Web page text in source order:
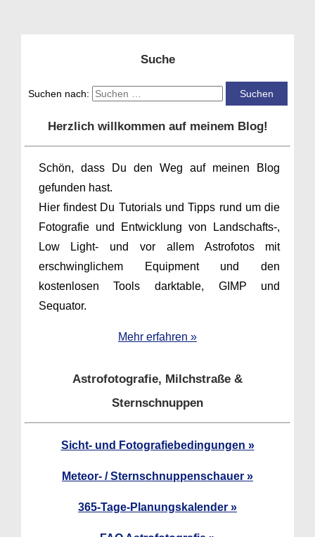
Suche
Suchen nach:
Herzlich willkommen auf meinem Blog!
Schön, dass Du den Weg auf meinen Blog
gefunden hast.
Hier findest Du Tutorials und Tipps rund um die
Fotografie und Entwicklung von Landschafts-,
Low Light- und vor allem Astrofotos mit
erschwinglichem Equipment und den
kostenlosen Tools darktable, GIMP und
Sequator.
Mehr erfahren »
Astrofotografie, Milchstraße &
Sternschnuppen
Sicht- und Fotografiebedingungen »
Meteor- / Sternschnuppenschauer »
365-Tage-Planungskalender »